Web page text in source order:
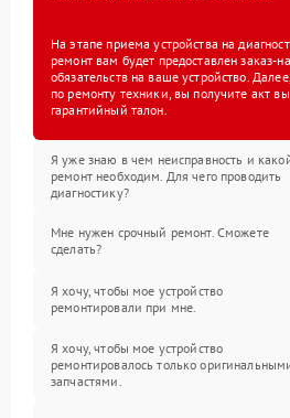
На этапе приема устройства на
ремонт вам будет предоставлен заказ-
обязательств на ваше устройство.
по ремонту техники, вы получите акт
гарантийный талон.
Я уже знаю в чем неисправность и
ремонт необходим. Для чего проводить
диагностику?
Мне нужен срочный ремонт. Сможете
сделать?
Я хочу, чтобы мое устройство
ремонтировали при мне.
Я хочу, чтобы мое устройство
ремонтировалось только
запчастями.